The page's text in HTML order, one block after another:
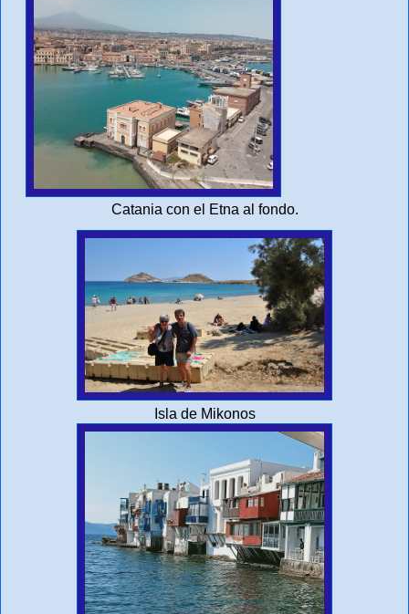
Catania con el Etna al fondo.
Isla de Mikonos